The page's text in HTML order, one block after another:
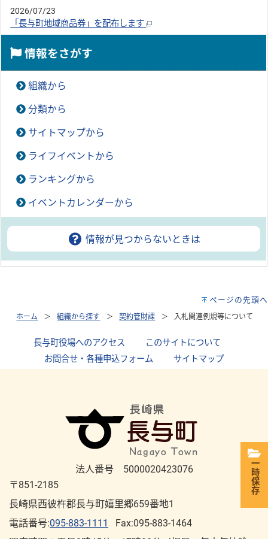
2026/07/23
「長与町地域商品券」を配布します
情報をさがす
組織から
分類から
サイトマップから
ライフイベントから
ランキングから
イベントカレンダーから
情報が見つからないときは
ページの先頭へ
ホーム 組織から探す 契約管財課 入札関連例規等について
長与町役場へのアクセス このサイトについて
お問合せ・各種申込フォーム
サイトマップ
法人番号 5000020423076
〒851-2185
長崎県西彼杵郡長与町嬉里郷659番地1
電話番号:095-883-1111
Fax:095-883-1464
一時保存